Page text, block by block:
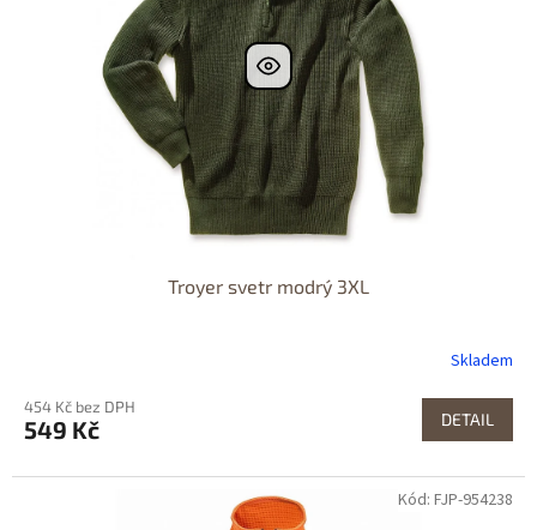
Troyer svetr modrý 3XL
Skladem
454 Kč bez DPH
549 Kč DETAIL
Kód: FJP-954238